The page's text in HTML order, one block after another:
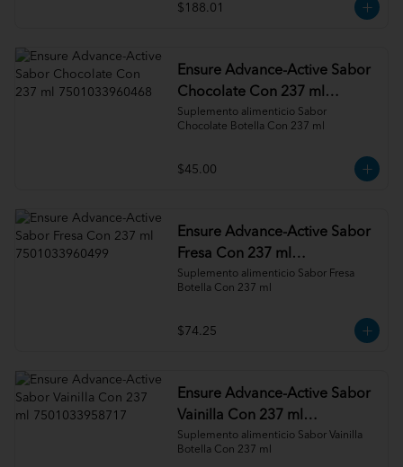
$188.01
Ensure Advance-Active Sabor
Chocolate Con 237 ml
7501033960468
Suplemento alimenticio Sabor
Chocolate Botella Con 237 ml
$45.00
Ensure Advance-Active Sabor
Fresa Con 237 ml
7501033960499
Suplemento alimenticio Sabor Fresa
Botella Con 237 ml
$74.25
Ensure Advance-Active Sabor
Vainilla Con 237 ml
7501033958717
Suplemento alimenticio Sabor Vainilla
Botella Con 237 ml